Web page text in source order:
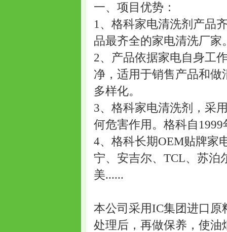
一、项目优势：
1、格科家电清洗剂产品
品最齐全的家电清洗厂
2、产品依据家电自身工
净，适用于销售产品和
多样化。
3、格科家电清洗剂，采
何危害作用。格科自
4、格科长期OEM贴牌家
宁、安吉尔、TCL、苏泊
美......
本公司采用IC集团进口
处理后，再做保养，使